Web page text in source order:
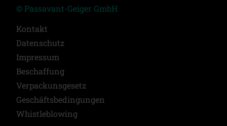
© Passavant-Geiger GmbH
Kontakt
Datenschutz
Impressum
Beschaffung
Verpackunsgesetz
Geschäftsbedingungen
Whistleblowing